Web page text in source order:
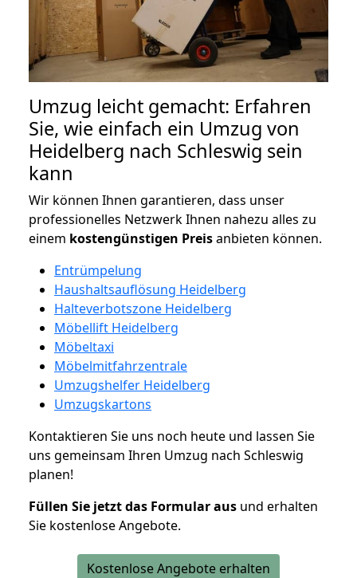
Umzug leicht gemacht: Erfahren
Sie, wie einfach ein Umzug von
Heidelberg nach Schleswig sein
kann
Wir können Ihnen garantieren, dass unser
professionelles Netzwerk Ihnen nahezu alles zu
einem kostengünstigen Preisanbieten können.
Entrümpelung
Haushaltsauflösung Heidelberg
Halteverbotszone Heidelberg
Möbellift Heidelberg
Möbeltaxi
Möbelmitfahrzentrale
Umzugshelfer Heidelberg
Umzugskartons
Kontaktieren Sie uns noch heute und lassen Sie
uns gemeinsam Ihren Umzug nach Schleswig
planen!
Füllen Sie jetzt das Formular aus und erhalten
Sie kostenlose Angebote.
Kostenlose Angebote erhalten